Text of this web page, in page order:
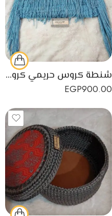
شنطة كروس حريمي كروشيه بشراشيب طويلة
EGP900.00